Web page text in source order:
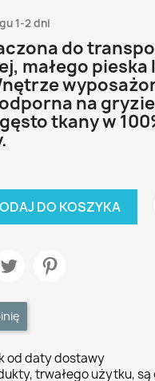
1-2 dni
do
małego pieska
na
tkany w
DO KOSZYKA
od daty dostawy
trwałego użytku,